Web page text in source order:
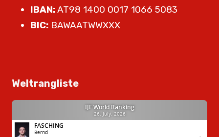
IBAN:AT98 1400 0017 1066 5083
BIC: BAWAATWWXXX
Weltrangliste